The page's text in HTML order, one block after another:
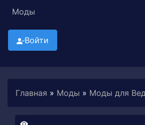
Моды
Войти
Главная » Моды » Моды для